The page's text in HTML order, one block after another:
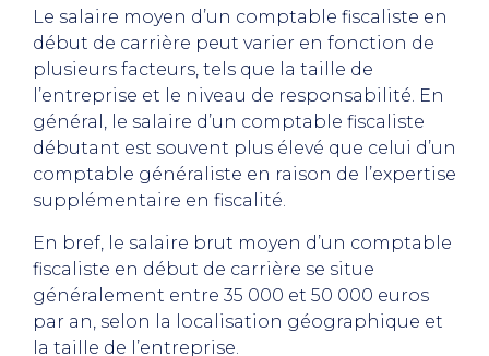
Le salaire moyen d’un comptable fiscaliste en
début de carrière peut varier en fonction de
plusieurs facteurs, tels que la taille de
l’entreprise et le niveau de responsabilité. En
général, le salaire d’un comptable fiscaliste
débutant est souvent plus élevé que celui d’un
comptable généraliste en raison de l’expertise
supplémentaire en fiscalité.
En bref, le salaire brut moyen d’un comptable
fiscaliste en début de carrière se situe
généralement entre 35 000 et 50 000 euros
par an, selon la localisation géographique et
la taille de l’entreprise.